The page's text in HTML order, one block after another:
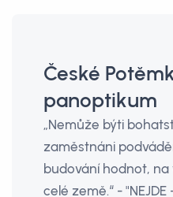
České
panoptikum
„Nemůže býti
zaměstnáni
budování hodnot,
celé země.“ - "NEJDE